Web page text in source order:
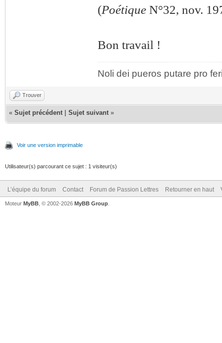
(PoétiqueN°32, nov.
Bon travail !
Noli dei pueros putare pro
Trouver
« Sujet précédent Sujet suivant »
Voir une version imprimable
Utilisateur(s) parcourant ce sujet : 1 visiteur(s)
L’équipe du forum Contact Forum de Passion Lettres Retourner en haut
Moteur MyBB , © 2002-2026 MyBB Group